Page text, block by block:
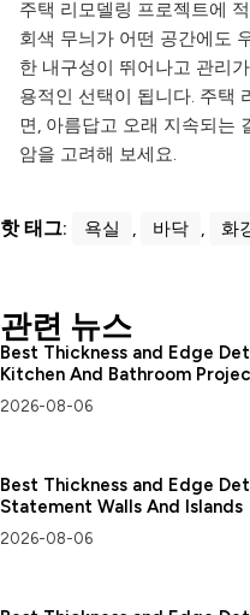
주택 리모델링 프로젝트에
회색 무늬가 어떤 공간에도
한 내구성이 뛰어나고 관리
용적인 선택이 됩니다. 주택
면, 아름답고 오래 지속되는
암을 고려해 보세요.
핫 태그: 욕실 , 바닥 , 화
관련 뉴스
Best Thickness and Edge
Kitchen And Bathroom
2026-08-06
Best Thickness and Edge
Statement Walls And Islands
2026-08-06